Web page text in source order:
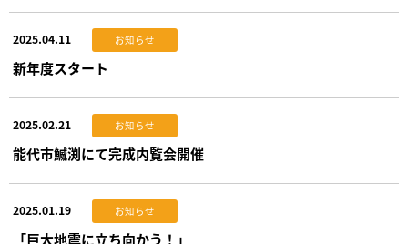
2025.04.11 お知らせ
新年度スタート
2025.02.21 お知らせ
能代市鰄渕にて完成内覧会開催
2025.01.19 お知らせ
「巨大地震に立ち向かう！」